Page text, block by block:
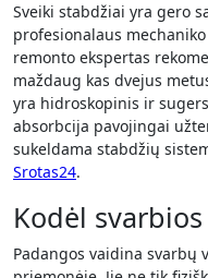
Sveiki stabdžiai yra gero
profesionalaus
remonto ekspertas
maždaug kas dvejus
yra hidroskopinis ir
absorbcija pavojingai
sukeldama stabdžių
Srotas24.
Kodėl
Padangos vaidina